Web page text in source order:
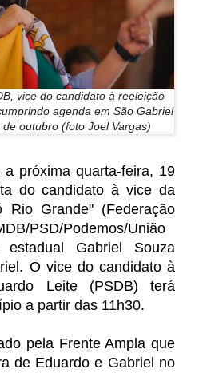
vice do candidato à reeleição
agenda em São Gabriel
outubro (foto Joel Vargas)
próxima quarta-feira, 19
do candidato à vice da
Rio Grande" (Federação
PSD/Podemos/União
estadual Gabriel Souza
O vice do candidato à
Leite (PSDB) terá
a partir das 11h30.
pela Frente Ampla que
de Eduardo e Gabriel no